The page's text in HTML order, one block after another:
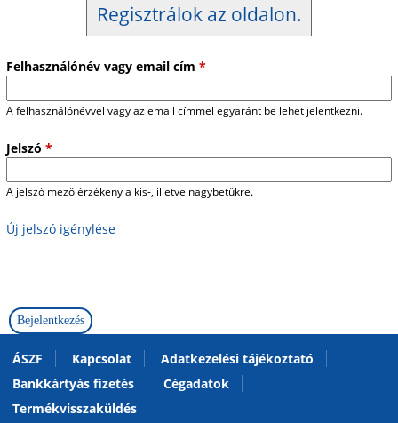
Regisztrálok az oldalon.
Felhasználónév vagy email cím *
A felhasználónévvel vagy az email címmel egyaránt be lehet jelentkezni.
Jelszó *
A jelszó mező érzékeny a kis-, illetve nagybetűkre.
Új jelszó igénylése
ÁSZF Kapcsolat
Adatkezelési tájékoztató
Bankkártyás fizetés
Cégadatok
Termékvisszaküldés